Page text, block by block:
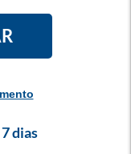
dias